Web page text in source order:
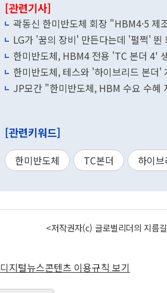
[관련기사]
곽동신 한미반도체 회장 "HBM4·5 제
LG가 '꿈의 장비' 만든다는데 '펄쩍' 뛴
한미반도체, HBM4 전용 'TC 본더 4'
한미반도체, 테스와 '하이브리드 본더'
JP모간 "한미반도체, HBM 수요 수
[관련키워드]
한미반도체 TC본더 하이
<저작권자(c) 글로벌리더의 지름
디지털뉴스콘텐츠 이용규칙 보기